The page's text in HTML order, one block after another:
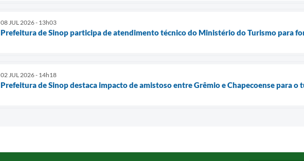
08 JUL 2026 - 13h03
Prefeitura de Sinop participa de atendimento técnico do Ministério do Turismo para
02 JUL 2026 - 14h18
Prefeitura de Sinop destaca impacto de amistoso entre Grêmio e Chapecoense para o